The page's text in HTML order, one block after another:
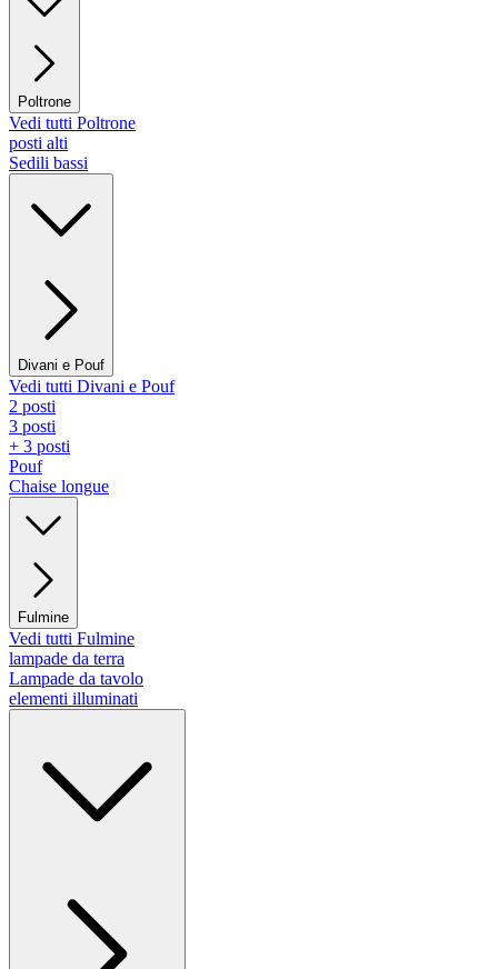
Poltrone
Vedi tutti Poltrone
posti alti
Sedili bassi
Divani e Pouf
Vedi tutti Divani e Pouf
2 posti
3 posti
+ 3 posti
Pouf
Chaise longue
Fulmine
Vedi tutti Fulmine
lampade da terra
Lampade da tavolo
elementi illuminati